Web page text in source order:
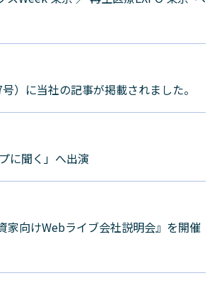
号）に当社の記事が掲載されました。
に聞く」へ出演
家向けWebライブ会社説明会』を開催